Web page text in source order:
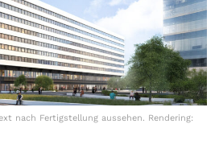
nach Fertigstellung aussehen. Rendering: